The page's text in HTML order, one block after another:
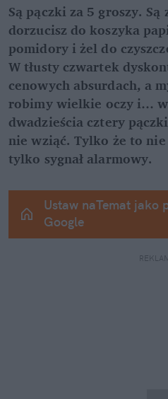
Są pączki za 5 groszy.
dorzucisz do koszyka
pomidory i żel do
W tłusty czwartek
cenowych absurdach, a
robimy wielkie oczy i…
dwadzieścia cztery
nie wziąć. Tylko że to
tylko sygnał alarmowy.
Ustaw naTemat jako
Google